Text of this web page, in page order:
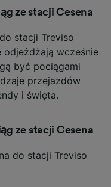
ze stacji Cesena
stacji Treviso
wcześnie
być pociągami
przejazdów
i święta.
ze stacji Cesena
do stacji Treviso